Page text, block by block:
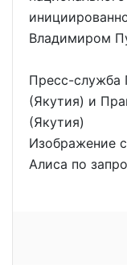
Владимиром
Пресс-служба
(Якутия) и
(Якутия)
Изображение
Алиса по